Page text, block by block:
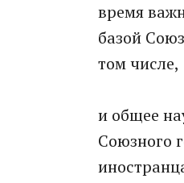
время
базой
том числе,
и общее
Союзного